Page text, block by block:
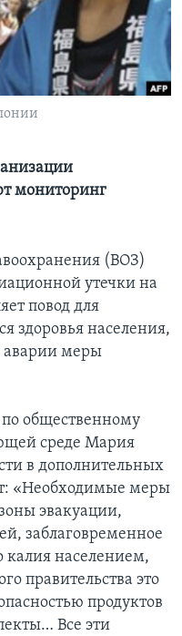
мониторинг
(ВОЗ)
утечки на
повод для
здоровья населения,
аварии меры
общественному
среде Мария
в дополнительных
«Необходимые меры
эвакуации,
заблаговременное
калия населением,
правительства это
продуктов
Все эти